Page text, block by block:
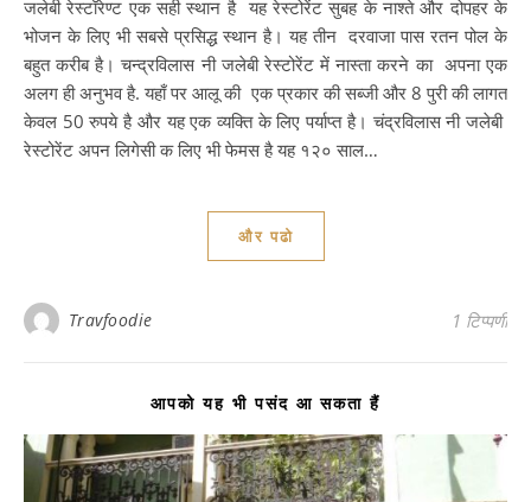
जलेबी रेस्टॉरेण्ट एक सही स्थान है यह रेस्टोरेंट सुबह के नाश्ते और दोपहर के
भोजन के लिए भी सबसे प्रसिद्ध स्थान है। यह तीन दरवाजा पास रतन पोल के
बहुत करीब है। चन्द्रविलास नी जलेबी रेस्टोरेंट में नास्ता करने का अपना एक
अलग ही अनुभव है. यहाँ पर आलू की एक प्रकार की सब्जी और 8 पुरी की लागत
केवल 50 रुपये है और यह एक व्यक्ति के लिए पर्याप्त है। चंद्रविलास नी जलेबी
रेस्टोरेंट अपन लिगेसी क लिए भी फेमस है यह १२० साल…
और पढो
Travfoodie 1 टिप्पणी
आपको यह भी पसंद आ सकता हैं